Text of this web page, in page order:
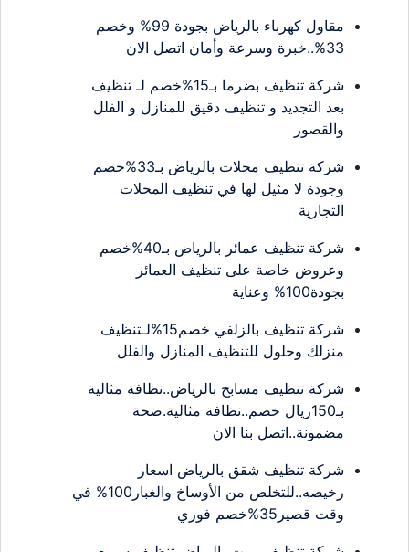
مقاول كهرباء بالرياض بجودة 99% وخصم
33%..خبرة وسرعة وأمان اتصل الان
شركة تنظيف بضرما بـ15%خصم لـ تنظيف
بعد التجديد و تنظيف دقيق للمنازل و الفلل
والقصور
شركة تنظيف محلات بالرياض بـ33%خصم
وجودة لا مثيل لها في تنظيف المحلات
التجارية
شركة تنظيف عمائر بالرياض بـ40%خصم
وعروض خاصة على تنظيف العمائر
بجودة100% وعناية
شركة تنظيف بالزلفي خصم15%لـتنظيف
منزلك وحلول للتنظيف المنازل والفلل
شركة تنظيف مسابح بالرياض..نظافة مثالية
بـ150ريال خصم..نظافة مثالية.صحة
مضمونة..اتصل بنا الان
شركة تنظيف شقق بالرياض اسعار
رخيصه..للتخلص من الأوساخ والغبار100% في
وقت قصير35%خصم فوري